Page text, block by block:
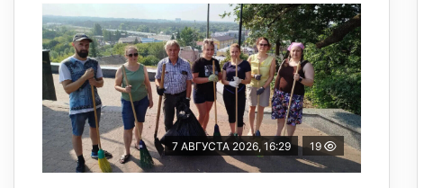
7 АВГУСТА 2026, 16:29 19